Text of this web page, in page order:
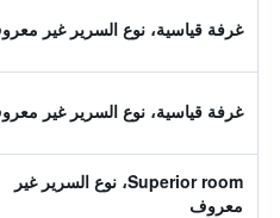
غرفة قياسية، نوع السرير غير
غرفة قياسية، نوع السرير غير
Superior room، نوع السرير غير
معروف